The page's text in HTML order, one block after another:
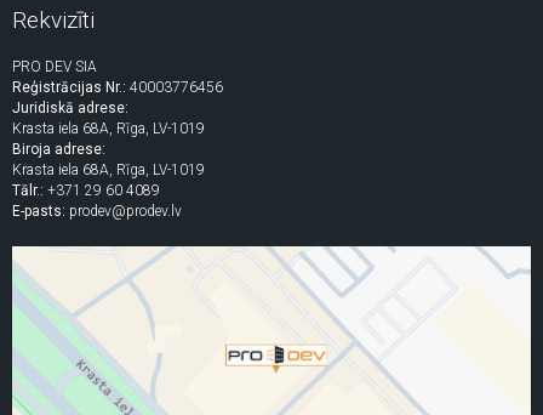
Rekvizīti
PRO DEV SIA
Reģistrācijas Nr.: 40003776456
Juridiskā adrese:
Krasta iela 68A, Rīga, LV-1019
Biroja adrese:
Krasta iela 68A, Rīga, LV-1019
Tālr.: +371 29 60 4089
E-pasts: prodev@prodev.lv